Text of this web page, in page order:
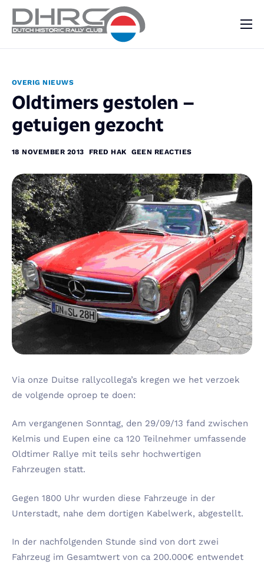
Vraag & Aanbod
Nieuws
OVERIG NIEUWS
Oldtimers gestolen –
getuigen gezocht
18 NOVEMBER 2013 FRED HAK GEEN REACTIES
Via onze Duitse rallycollega’s kregen we het verzoek
de volgende oproep te doen:
Am vergangenen Sonntag, den 29/09/13 fand zwischen
Kelmis und Eupen eine ca 120 Teilnehmer umfassende
Oldtimer Rallye mit teils sehr hochwertigen
Fahrzeugen statt.
Gegen 1800 Uhr wurden diese Fahrzeuge in der
Unterstadt, nahe dem dortigen Kabelwerk, abgestellt.
In der nachfolgenden Stunde sind von dort zwei
Fahrzeug im Gesamtwert von ca 200.000€ entwendet